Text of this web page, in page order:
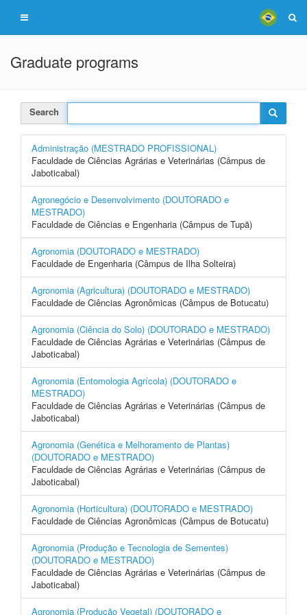
Graduate programs
Search
Administração (MESTRADO PROFISSIONAL)
Faculdade de Ciências Agrárias e Veterinárias (Câmpus de
Jaboticabal)
Agronegócio e Desenvolvimento (DOUTORADO e
MESTRADO)
Faculdade de Ciências e Engenharia (Câmpus de Tupã)
Agronomia (DOUTORADO e MESTRADO)
Faculdade de Engenharia (Câmpus de Ilha Solteira)
Agronomia (Agricultura) (DOUTORADO e MESTRADO)
Faculdade de Ciências Agronômicas (Câmpus de Botucatu)
Agronomia (Ciência do Solo) (DOUTORADO e MESTRADO)
Faculdade de Ciências Agrárias e Veterinárias (Câmpus de
Jaboticabal)
Agronomia (Entomologia Agrícola) (DOUTORADO e
MESTRADO)
Faculdade de Ciências Agrárias e Veterinárias (Câmpus de
Jaboticabal)
Agronomia (Genética e Melhoramento de Plantas)
(DOUTORADO e MESTRADO)
Faculdade de Ciências Agrárias e Veterinárias (Câmpus de
Jaboticabal)
Agronomia (Horticultura) (DOUTORADO e MESTRADO)
Faculdade de Ciências Agronômicas (Câmpus de Botucatu)
Agronomia (Produção e Tecnologia de Sementes)
(DOUTORADO e MESTRADO)
Faculdade de Ciências Agrárias e Veterinárias (Câmpus de
Jaboticabal)
Agronomia (Produção Vegetal) (DOUTORADO e